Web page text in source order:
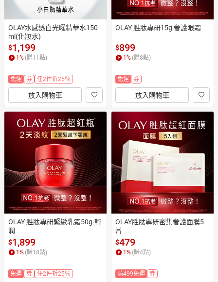
OLAY水感透白光曜精華水150
ml(化妝水)
$1,199
1 % (賺11 點)
免運 券 任2件折25％
放入購物車
OLAY 胜肽專研15g 奢護眼霜
$899
1 % (賺8點)
免運 券
放入購物車
OLAY 胜肽專研緊緻乳霜50g-輕
潤
$1,899
1% (賺18點)
免運 券 任2件折25％
OLAY胜肽專研密集奢護面膜5
片
$479
1% (賺4點)
滿499免運 券